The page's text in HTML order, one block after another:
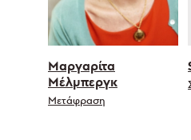
Μαργαρίτα
Μέλμπεργκ
Μετάφραση